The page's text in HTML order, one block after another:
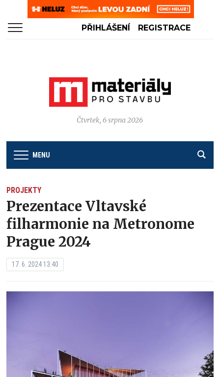
PŘIHLÁŠENÍ REGISTRACE
Čtvrtek, 6 srpna 2026
MENU
PROJEKTY
Prezentace Vltavské
filharmonie na Metronome
Prague 2024
17. 6. 2024 13:40